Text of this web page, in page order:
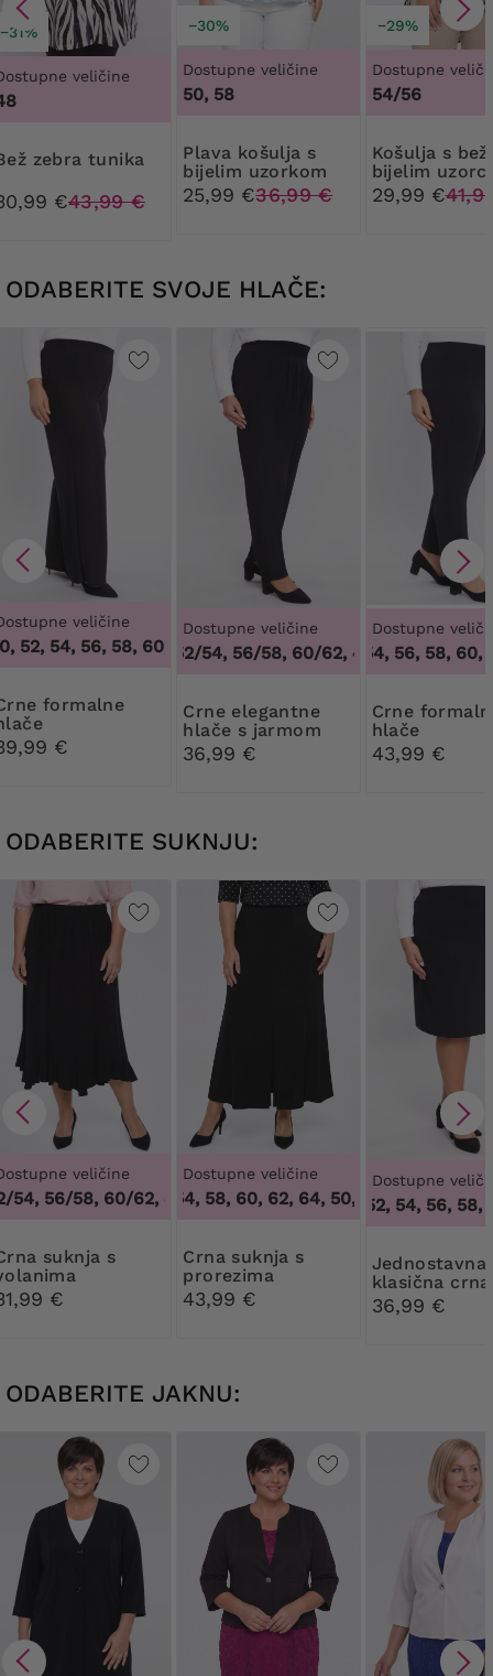
−31%
veličine
Bež zebra tunika
€43,99 €
−30%
Dostupne veličine
50, 58
Plava košulja s
bijelim uzorkom
25,99 €36,99 €
−29%
Dostupne
54/56
košulja s bež i
bijelim
29,99 €
ODABERITE SVOJE HLAČE:
veličine
54, 56, 58, 60, 62, 64, 46, 48, 50, 52, 54, 56, 58, 60,
€
Dostupne veličine
48/50, 52/54, 56/58, 60/62,48/50, 52/54, 56/
Crne elegantne
hlače s jarmom
36,99 €
Dostupne
50, 52, 54, 56, 58, 60,
Crne formalne
hlače
43,99 €
ODABERITE SUKNJU:
veličine
56/58, 60/62,48/50, 52/54, 56/58, 60/62
s
€
Dostupne veličine
50, 52, 54, 58, 60, 62, 64,50, 52, 54, 58, 60,
Crna suknja s
prorezima
43,99 €
Dostupne
46, 50, 52, 54, 56, 58,
Jednostavna
klasična crna
suknja
36,99 €
ODABERITE JAKNU: